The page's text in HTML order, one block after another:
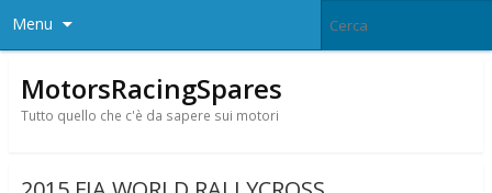
Menu
MotorsRacingSpares
Tutto quello che c'è da sapere sui motori